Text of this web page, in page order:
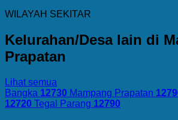
WILAYAH SEKITAR
Kelurahan/Desa lain di
Prapatan
Lihat semua
Bangka 12730 Mampang Prapatan
12720 Tegal Parang 12790